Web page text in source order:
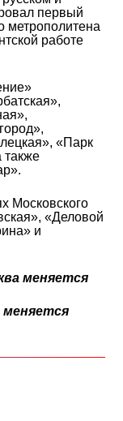
первый
метрополитена
работе
«Парк
также
Московского
«Деловой
и
меняется
меняется